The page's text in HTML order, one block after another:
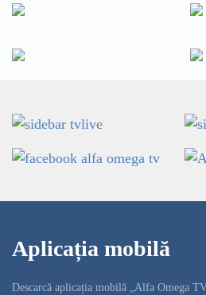
Aplicația mobilă
Descarcă aplicația mobilă „Alfa Omega